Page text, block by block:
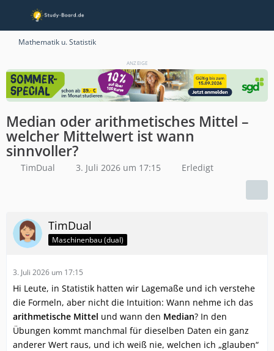
Mathematik u. Statistik
ANZEIGE
Median oder arithmetisches Mittel –
welcher Mittelwert ist wann
sinnvoller?
TimDual 3. Juli 2026 um 17:15 Erledigt
TimDual
Maschinenbau (dual)
3. Juli 2026 um 17:15
Hi Leute, in Statistik hatten wir Lagemaße und ich verstehe
die Formeln, aber nicht die Intuition: Wann nehme ich das
arithmetische Mittel und wann den Median? In den
Übungen kommt manchmal für dieselben Daten ein ganz
anderer Wert raus, und ich weiß nie, welchen ich „glauben“